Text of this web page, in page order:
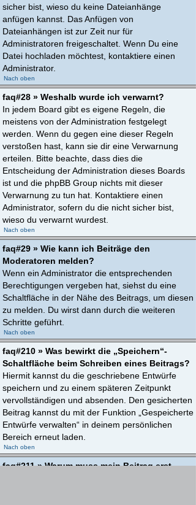
sicher bist, wieso du keine Dateianhänge
anfügen kannst. Das Anfügen von
Dateianhängen ist zur Zeit nur für
Administratoren freigeschaltet. Wenn Du eine
Datei hochladen möchtest, kontaktiere einen
Administrator.
Nach oben
faq#28 » Weshalb wurde ich verwarnt?
In jedem Board gibt es eigene Regeln, die
meistens von der Administration festgelegt
werden. Wenn du gegen eine dieser Regeln
verstoßen hast, kann sie dir eine Verwarnung
erteilen. Bitte beachte, dass dies die
Entscheidung der Administration dieses Boards
ist und die phpBB Group nichts mit dieser
Verwarnung zu tun hat. Kontaktiere einen
Administrator, sofern du die nicht sicher bist,
wieso du verwarnt wurdest.
Nach oben
faq#29 » Wie kann ich Beiträge den
Moderatoren melden?
Wenn ein Administrator die entsprechenden
Berechtigungen vergeben hat, siehst du eine
Schaltfläche in der Nähe des Beitrags, um diesen
zu melden. Du wirst dann durch die weiteren
Schritte geführt.
Nach oben
faq#210 » Was bewirkt die „Speichern“-
Schaltfläche beim Schreiben eines Beitrags?
Hiermit kannst du die geschriebene Entwürfe
speichern und zu einem späteren Zeitpunkt
vervollständigen und absenden. Den gesicherten
Beitrag kannst du mit der Funktion „Gespeicherte
Entwürfe verwalten“ in deinem persönlichen
Bereich erneut laden.
Nach oben
faq#211 » Warum muss mein Beitrag erst